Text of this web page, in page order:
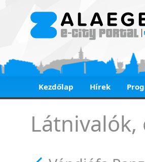
Kezdőlap Hírek
Véndiófa
Látnivalók,